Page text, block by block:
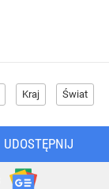
Kraj Świat
UDOSTĘPNIJ